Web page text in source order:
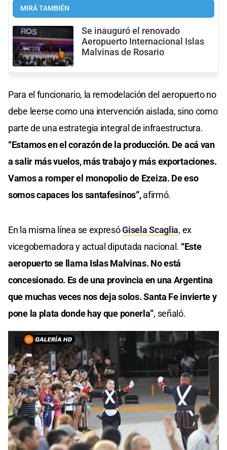
MIRÁ TAMBIÉN
Se inauguró el renovado
Aeropuerto Internacional Islas
Malvinas de Rosario
Para el funcionario, la remodelación del aeropuerto no
debe leerse como una intervención aislada, sino como
parte de una estrategia integral de infraestructura.
“Estamos en el corazón de la producción. De acá van
a salir más vuelos, más trabajo y más exportaciones.
Vamos a romper el monopolio de Ezeiza. De eso
somos capaces los santafesinos”,afirmó.
En la misma línea se expresóGisela Scaglia, ex
vicegobernadora y actual diputada nacional. “Este
aeropuerto se llama Islas Malvinas. No está
concesionado. Es de una provincia en una Argentina
que muchas veces nos deja solos. Santa Fe invierte y
pone la plata donde hay que ponerla”, señaló.